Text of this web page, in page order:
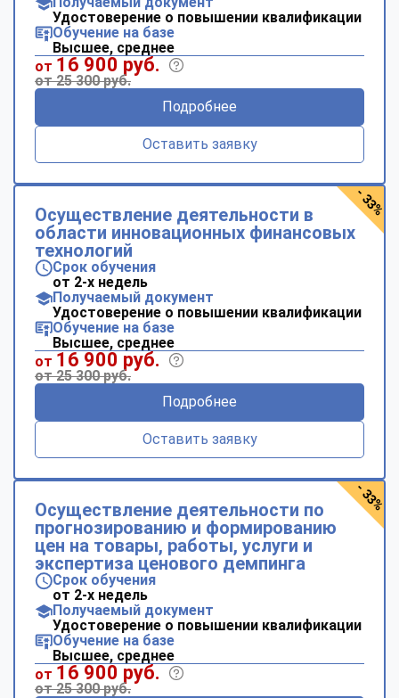
Удостоверение о повышении квалификации
Обучение на базе
Высшее, среднее
от 16 900 руб.
от 25 300 руб.
Подробнее
Оставить заявку
Осуществление деятельности в
области инновационных финансовых
технологий
Срок обучения
от 2-х недель
Получаемый документ
Удостоверение о повышении квалификации
Обучение на базе
Высшее, среднее
от 16 900 руб.
от 25 300 руб.
Подробнее
Оставить заявку
- 33%
Осуществление деятельности по
прогнозированию и формированию
цен на товары, работы, услуги и
экспертиза ценового демпинга
Срок обучения
от 2-х недель
Получаемый документ
Удостоверение о повышении квалификации
Обучение на базе
Высшее, среднее
от 16 900 руб.
от 25 300 руб.
- 33%